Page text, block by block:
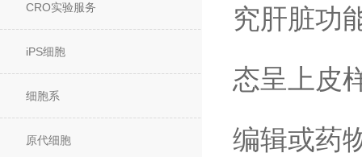
CRO实验服务
iPS细胞
细胞系
原代细胞
究肝脏功
态呈上皮
编辑或药